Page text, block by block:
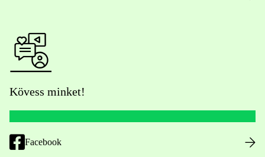
Kövess minket!
Facebook